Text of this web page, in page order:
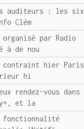
auditeurs : les six
Clém
par Radio
à de nou
contraint hier Paris
hi
rendez-vous dans
et la
fonctionnalité